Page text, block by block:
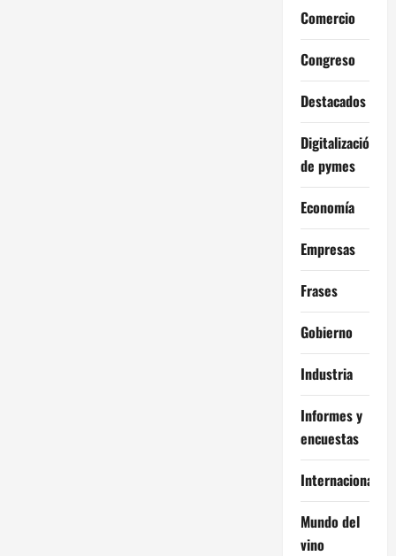
Comercio
Congreso
Destacados
Digitalización
de pymes
Economía
Empresas
Frases
Gobierno
Industria
Informes y
encuestas
Internacional
Mundo del
vino